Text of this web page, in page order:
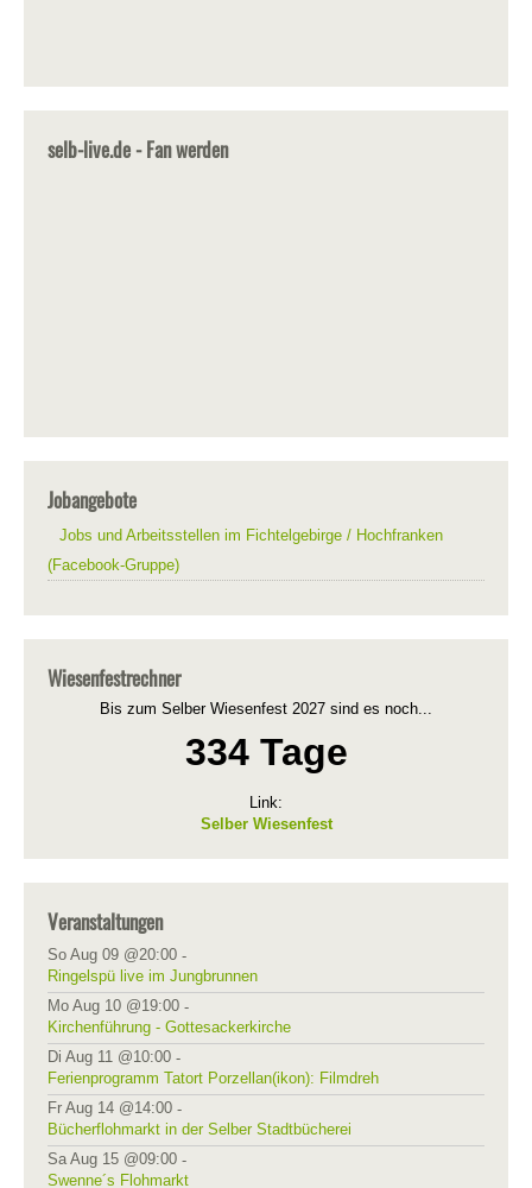
selb-live.de - Fan werden
Jobangebote
Jobs und Arbeitsstellen im Fichtelgebirge / Hochfranken
(Facebook-Gruppe)
Wiesenfestrechner
Bis zum Selber Wiesenfest 2027 sind es noch...
334 Tage
Link:
Selber Wiesenfest
Veranstaltungen
So Aug 09 @20:00 -
Ringelspü live im Jungbrunnen
Mo Aug 10 @19:00 -
Kirchenführung - Gottesackerkirche
Di Aug 11 @10:00 -
Ferienprogramm Tatort Porzellan(ikon): Filmdreh
Fr Aug 14 @14:00 -
Bücherflohmarkt in der Selber Stadtbücherei
Sa Aug 15 @09:00 -
Swenne´s Flohmarkt